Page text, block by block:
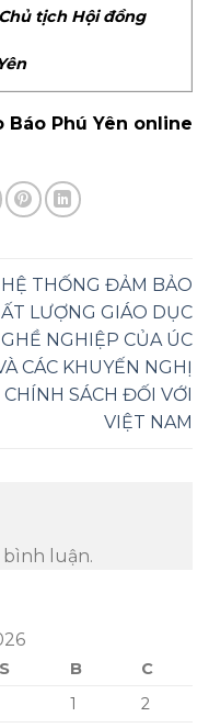
tịch Hội đồng
Báo Phú Yên online
HỆ THỐNG ĐẢM BẢO
LƯỢNG GIÁO DỤC
NGHIỆP CỦA ÚC
CÁC KHUYẾN NGHỊ
CHÍNH SÁCH ĐỐI VỚI
VIỆT NAM
bình luận.
S B
C
1
2